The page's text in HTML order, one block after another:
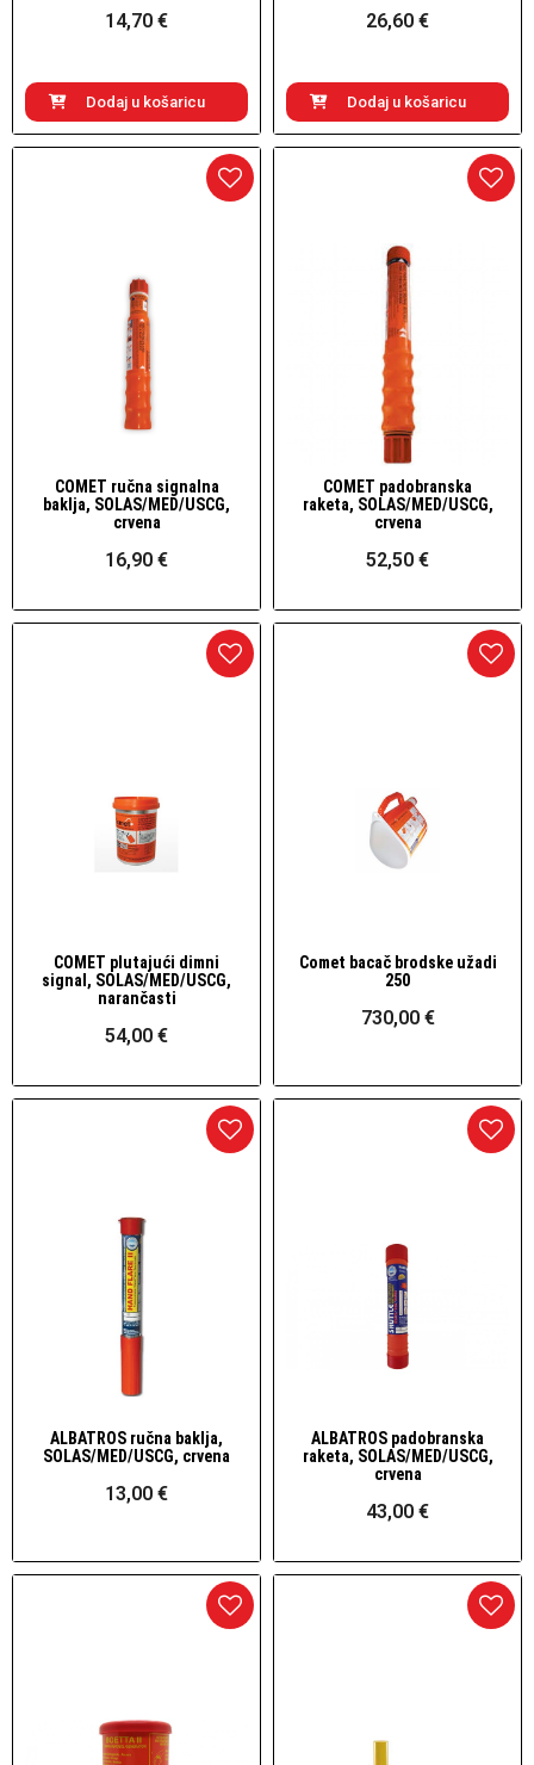
14,70 €
Dodaj u košaricu
26,60 €
Dodaj u košaricu
Brzi pogled
COMET ručna signalna
baklja, SOLAS/MED/USCG,
crvena
16,90 €
Brzi pogled
COMET padobranska
raketa, SOLAS/MED/USCG,
crvena
52,50 €
Brzi pogled
COMET plutajući dimni
signal, SOLAS/MED/USCG,
narančasti
54,00 €
Brzi pogled
Comet bacač brodske užadi
250
730,00 €
Brzi pogled
ALBATROS ručna baklja,
SOLAS/MED/USCG, crvena
13,00 €
Brzi pogled
ALBATROS padobranska
raketa, SOLAS/MED/USCG,
crvena
43,00 €